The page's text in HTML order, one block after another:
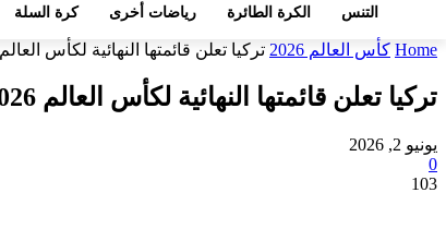
التنس الكرة الطائرة رياضات أخرى كرة السلة
Home كأس العالم 2026 تركيا تعلن قائمتها النهائية لكأس العالم 2026 بقيادة أردا غولر وكنان يلدز
تركيا تعلن قائمتها النهائية لكأس العالم 2026 بقيادة أردا غولر وكنان يلدز
يونيو 2, 2026
0
103